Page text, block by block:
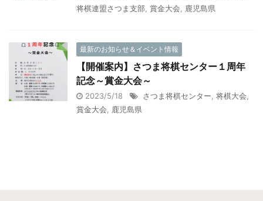
将棋連盟さつま支部 賞金大会 鹿児島県
最新のお知らせ＆イベント情報
【開催案内】さつま将棋センター１周年
記念～賞金大会～
2023/5/18 さつま将棋センター 将棋大会
賞金大会
鹿児島県